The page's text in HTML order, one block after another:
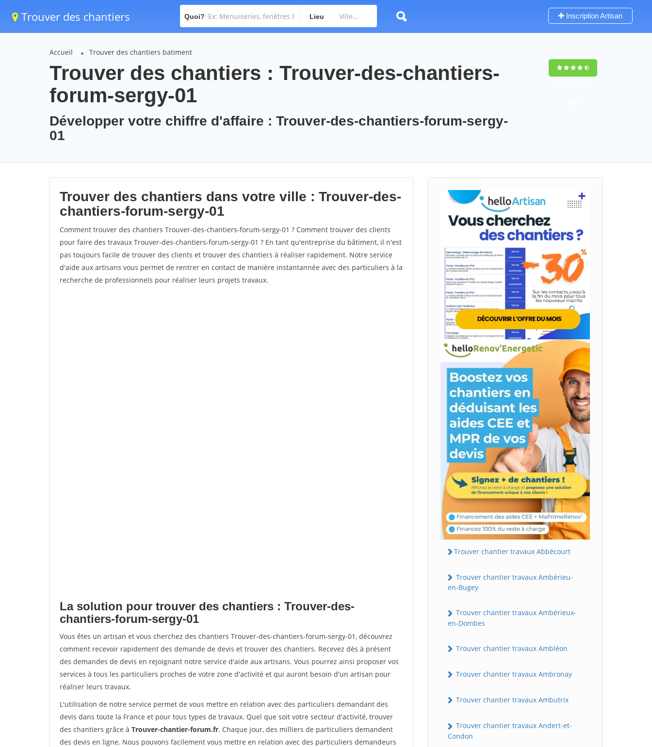
Trouver des chantiers Quoi? Lieu Inscription Artisan
Accueil Trouver des chantiers batiment
Trouver des chantiers : Trouver-des-chantiers-
forum-sergy-01
Développer votre chiffre d'affaire : Trouver-des-chantiers-forum-sergy-
01
Trouver des chantiers dans votre ville : Trouver-des-
chantiers-forum-sergy-01
Comment trouver des chantiers Trouver-des-chantiers-forum-sergy-01 ? Comment trouver des clients
pour faire des travaux Trouver-des-chantiers-forum-sergy-01 ? En tant qu'entreprise du bâtiment, il n'est
pas toujours facile de trouver des clients et trouver des chantiers à réaliser rapidement. Notre service
d'aide aux artisans vous permet de rentrer en contact de manière instantannée avec des particuliers à la
recherche de professionnels pour réaliser leurs projets travaux.
La solution pour trouver des chantiers : Trouver-des-
chantiers-forum-sergy-01
Vous êtes un artisan et vous cherchez des chantiers Trouver-des-chantiers-forum-sergy-01, découvrez
comment recevoir rapidement des demande de devis et trouver des chantiers. Recevez dès à présent
des demandes de devis en rejoignant notre service d'aide aux artisans. Vous pourrez ainsi proposer vos
services à tous les particuliers proches de votre zone d'activité et qui auront besoin d'un artisan pour
réaliser leurs travaux.
L'utilisation de notre service permet de vous mettre en relation avec des particuliers demandant des
devis dans toute la France et pour tous types de travaux. Quel que soit votre secteur d'activité, trouver
des chantiers grâce à Trouver-chantier-forum.fr. Chaque jour, des milliers de particuliers demandent
des devis en ligne. Nous pouvons facilement vous mettre en relation avec des particuliers demandeurs
Trouver chantier travaux Abbécourt
Trouver chantier travaux Ambérieu-
en-Bugey
Trouver chantier travaux Ambérieux-
en-Dombes
Trouver chantier travaux Ambléon
Trouver chantier travaux Ambronay
Trouver chantier travaux Ambutrix
Trouver chantier travaux Andert-et-
Condon